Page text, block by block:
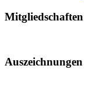
Mitgliedschaften
Auszeichnungen